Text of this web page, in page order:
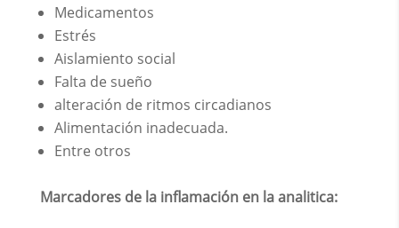
Medicamentos
Estrés
Aislamiento social
Falta de sueño
alteración de ritmos circadianos
Alimentación inadecuada.
Entre otros
Marcadores de la inflamación en la analitica: